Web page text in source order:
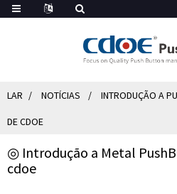
LAR NOTÍCIAS INTRODUÇÃO A
DE CDOE
◎ Introdução a Metal
cdoe